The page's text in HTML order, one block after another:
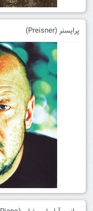
پرایسنر (Preisner)